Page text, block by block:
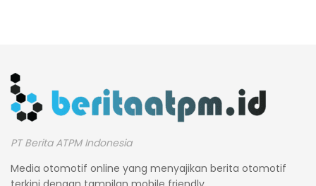
PT Berita ATPM Indonesia
Media otomotif online yang menyajikan berita otomotif